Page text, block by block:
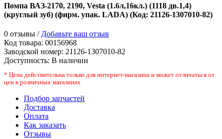
Помпа ВАЗ-2170, 2190, Vesta (1.6л,16кл.) (1118 дв.1,4)
(круглый зуб) (фирм. упак. LADA) (Код: 21126-1307010-82)
0 отзывы / Добавьте ваш отзыв
Код товара: 00156968
Заводской номер: 21126-1307010-82
Доступность: В наличии
* Цена действительна только для интернет-магазина и может отличаться от
цен в розничных магазинах
Подбор запчастей
Доставка
Оплата
Как заказать
Отзывы